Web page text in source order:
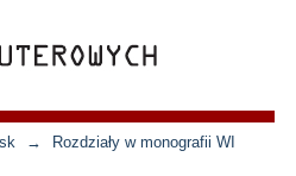
→
Rozdziały w monografii WI